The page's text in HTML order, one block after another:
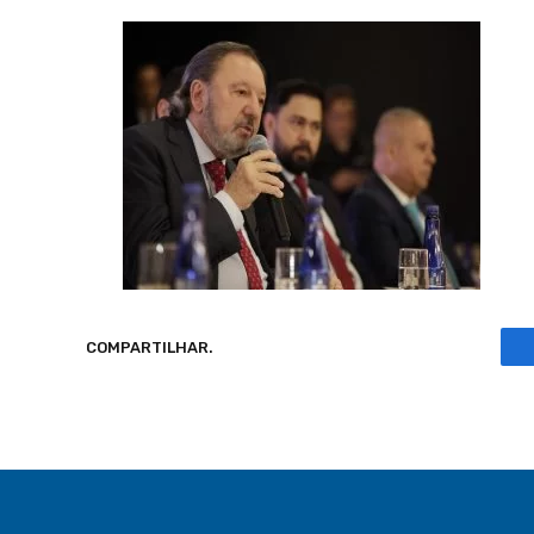
COMPARTILHAR.